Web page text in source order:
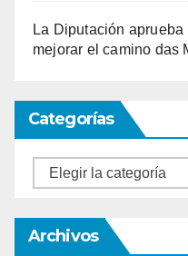
La Diputación
mejorar el camino das
Categorías
Categorías
Archivos